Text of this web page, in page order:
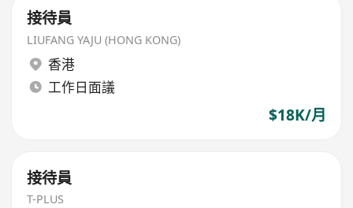
接待員
LIUFANG YAJU (HONG KONG)
香港
工作日面議
$18K/月
接待員
T-PLUS